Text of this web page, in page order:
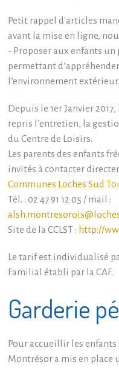
Petit rappel d'articles
avant la mise en ligne,
- Proposer aux enfants
permettant
l’environnement extérieur.
Depuis le 1er Janvier
repris l’entretien, la
du Centre de Loisirs.
Les parents des enfants
invités à contacter
Communes Loches Sud
Tél. : 02 47 91 12 05 / mail :
Site de la CCLST : http://
Le tarif est individualisé
Familial établi par la CAF.
Garderie
Pour accueillir les enfants
Montrésor a mis en place